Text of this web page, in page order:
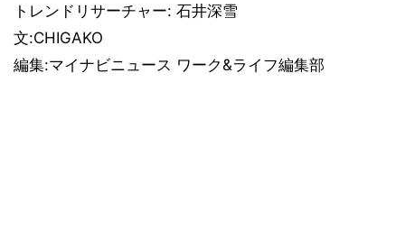
トレンドリサーチャー: 石井深雪
文:CHIGAKO
編集:マイナビニュース ワーク&ライフ編集部